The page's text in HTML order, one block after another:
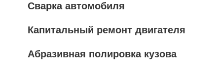
Сварка автомобиля
Капитальный ремонт двигателя
Абразивная полировка кузова